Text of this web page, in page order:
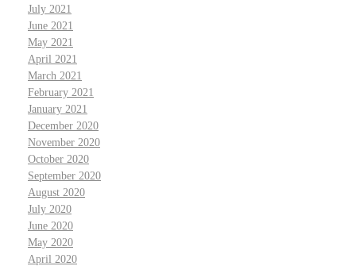
July 2021
June 2021
May 2021
April 2021
March 2021
February 2021
January 2021
December 2020
November 2020
October 2020
September 2020
August 2020
July 2020
June 2020
May 2020
April 2020